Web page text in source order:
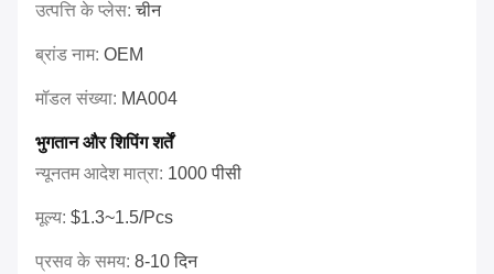
उत्पत्ति के प्लेस:चीन
ब्रांड नाम: OEM
मॉडल संख्या: MA004
भुगतान और शिपिंग शर्तें
न्यूनतम आदेश मात्रा: 1000 पीसी
मूल्य: $1.3~1.5/pcs
प्रसव के समय: 8-10 दिन